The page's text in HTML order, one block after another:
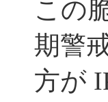
この
期警
方が